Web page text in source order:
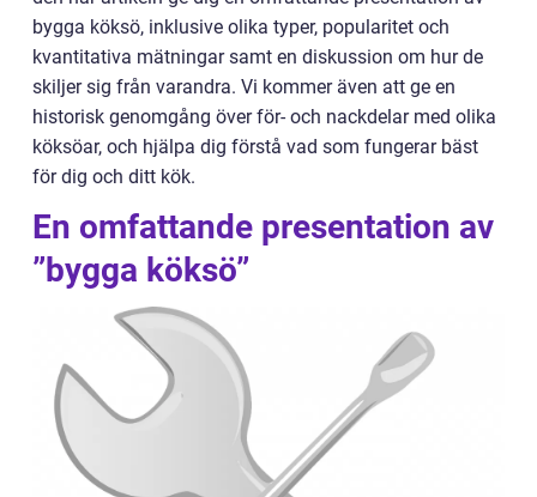
bygga köksö, inklusive olika typer, popularitet och
kvantitativa mätningar samt en diskussion om hur de
skiljer sig från varandra. Vi kommer även att ge en
historisk genomgång över för- och nackdelar med olika
köksöar, och hjälpa dig förstå vad som fungerar bäst
för dig och ditt kök.
En omfattande presentation av
”bygga köksö”